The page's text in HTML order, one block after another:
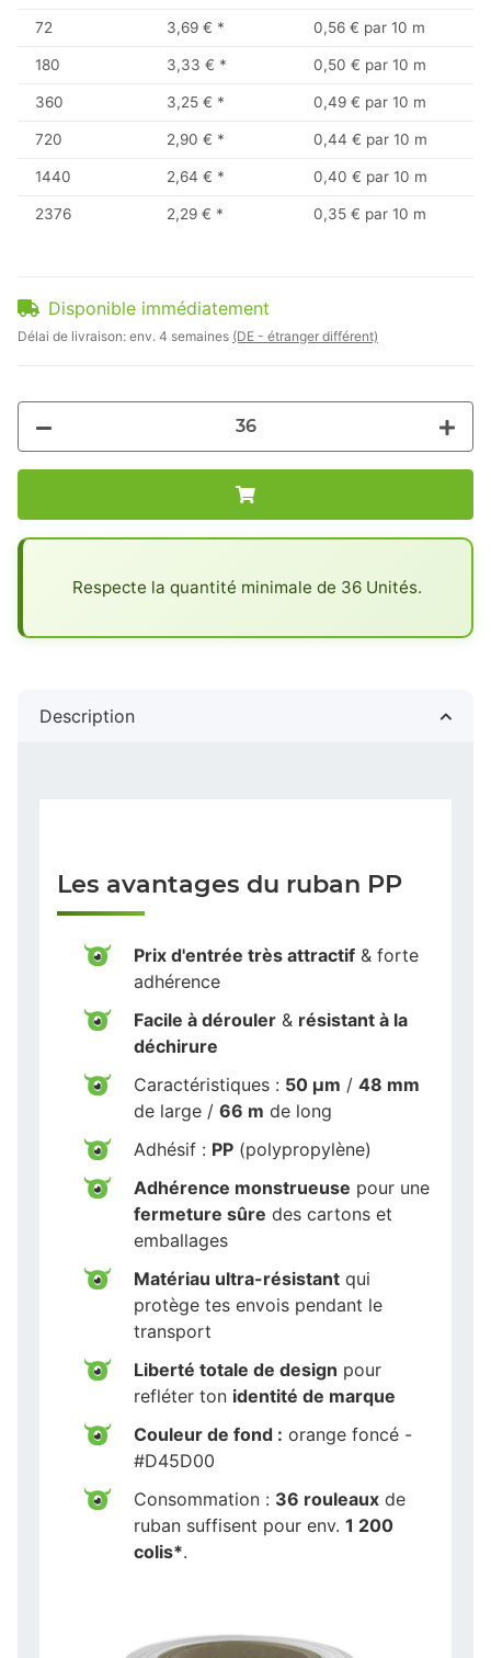
72 3,69 € * 0,56 € par 10 m
180 3,33 € * 0,50 € par 10 m
360 3,25 € * 0,49 € par 10 m
720 2,90 € * 0,44 € par 10 m
1440 2,64 € * 0,40 € par 10 m
2376 2,29 € * 0,35 € par 10 m
Disponible immédiatement
Délai de livraison: env. 4 semaines (DE - étranger différent)
Respecte la quantité minimale de 36 Unités.
Description
Les avantages du ruban PP
Prix d'entrée très attractif & forte
adhérence
Facile à dérouler & résistant à la
déchirure
Caractéristiques : 50 µm / 48 mm
de large / 66 m de long
Adhésif : PP (polypropylène)
Adhérence monstrueuse pour une
fermeture sûre des cartons et
emballages
Matériau ultra-résistant qui
protège tes envois pendant le
transport
Liberté totale de design pour
refléter ton identité de marque
Couleur de fond : orange foncé -
#D45D00
Consommation : 36 rouleaux de
ruban suffisent pour env. 1 200
colis*.